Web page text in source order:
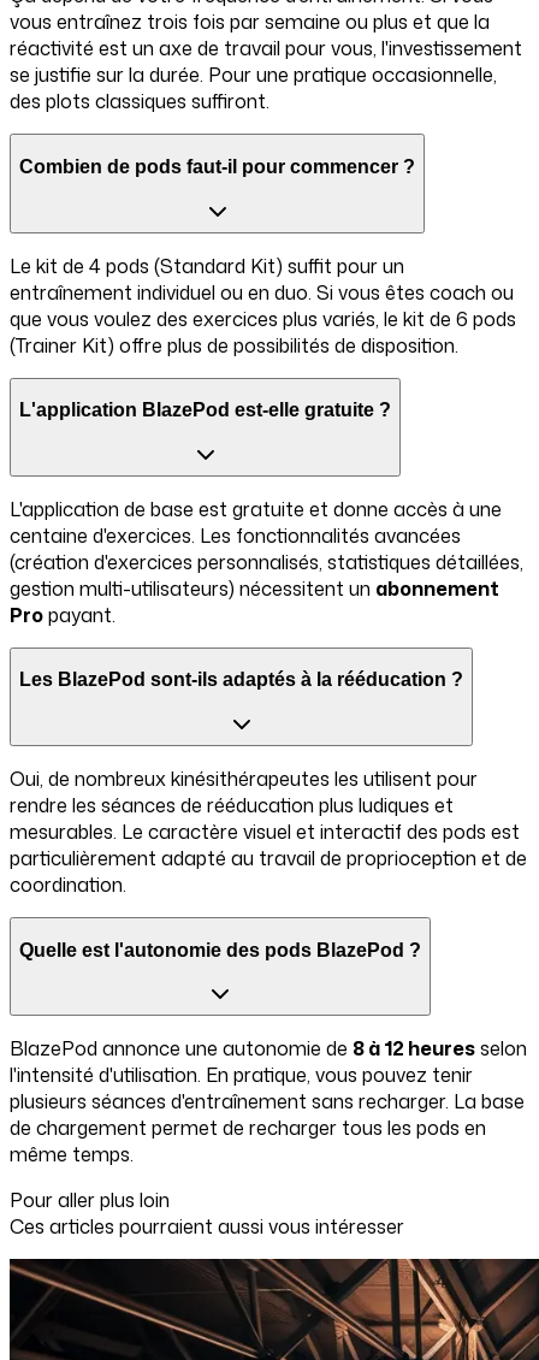
vous entraînez trois fois par semaine ou plus et que la
réactivité est un axe de travail pour vous, l'investissement
se justifie sur la durée. Pour une pratique occasionnelle,
des plots classiques suffiront.
Combien de pods faut-il pour commencer ?
Le kit de 4 pods (Standard Kit) suffit pour un
entraînement individuel ou en duo. Si vous êtes coach ou
que vous voulez des exercices plus variés, le kit de 6 pods
(Trainer Kit) offre plus de possibilités de disposition.
L'application BlazePod est-elle gratuite ?
L'application de base est gratuite et donne accès à une
centaine d'exercices. Les fonctionnalités avancées
(création d'exercices personnalisés, statistiques détaillées,
gestion multi-utilisateurs) nécessitent un abonnement
Propayant.
Les BlazePod sont-ils adaptés à la rééducation ?
Oui, de nombreux kinésithérapeutes les utilisent pour
rendre les séances de rééducation plus ludiques et
mesurables. Le caractère visuel et interactif des pods est
particulièrement adapté au travail de proprioception et de
coordination.
Quelle est l'autonomie des pods BlazePod ?
BlazePod annonce une autonomie de 8 à 12 heuresselon
l'intensité d'utilisation. En pratique, vous pouvez tenir
plusieurs séances d'entraînement sans recharger. La base
de chargement permet de recharger tous les pods en
même temps.
Pour aller plus loin
Ces articles pourraient aussi vous intéresser